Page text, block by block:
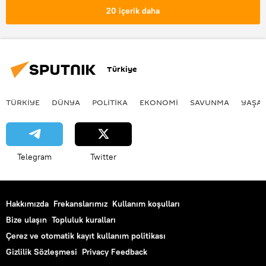
Ege
Ege Bölgesi
20 içerik daha
Türkiye
TÜRKIYE DÜNYA POLİTİKA EKONOMİ SAVUNMA
Telegram Twitter
Hakkımızda Frekanslarımız Kullanım koşulları
Bize ulaşın Topluluk kuralları
Çerez ve otomatik kayıt kullanım politikası
Gizlilik Sözleşmesi Privacy Feedback